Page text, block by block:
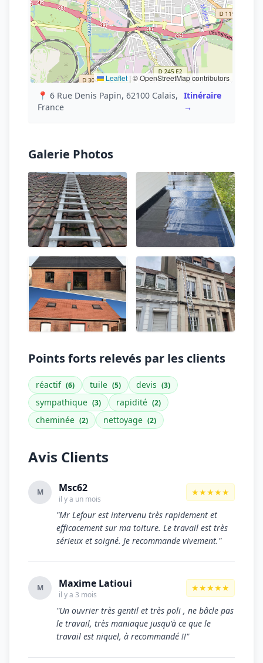
Leaflet | © OpenStreetMap contributors
📍 6 Rue Denis Papin, 62100 Calais,
France
Itinéraire
→
Galerie Photos
Points forts relevés par les clients
réactif (6) tuile (5) devis (3)
sympathique (3) rapidité (2)
cheminée (2) nettoyage (2)
Avis Clients
M Msc62
il y a un mois
★★★★★
"Mr Lefour est intervenu très rapidement et
efficacement sur ma toiture. Le travail est très
sérieux et soigné. Je recommande vivement."
M Maxime Latioui
il y a 3 mois
★★★★★
"Un ouvrier très gentil et très poli , ne bâcle pas
le travail, très maniaque jusqu'à ce que le
travail est niquel, à recommandé !!"